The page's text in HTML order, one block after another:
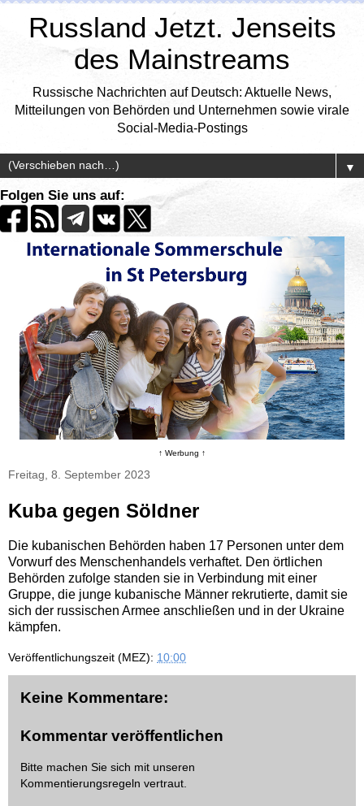
Russland Jetzt. Jenseits
des Mainstreams
Russische Nachrichten auf Deutsch: Aktuelle News,
Mitteilungen von Behörden und Unternehmen sowie virale
Social-Media-Postings
▼
Folgen Sie uns auf:
↑ Werbung ↑
Freitag, 8. September 2023
Kuba gegen Söldner
Die kubanischen Behörden haben 17 Personen unter dem
Vorwurf des Menschenhandels verhaftet. Den örtlichen
Behörden zufolge standen sie in Verbindung mit einer
Gruppe, die junge kubanische Männer rekrutierte, damit sie
sich der russischen Armee anschließen und in der Ukraine
kämpfen.
Veröffentlichungszeit (MEZ): 10:00
Keine Kommentare:
Kommentar veröffentlichen
Bitte machen Sie sich mit unseren
Kommentierungsregeln vertraut.